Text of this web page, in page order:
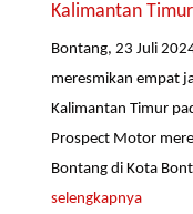
Kalimantan Timur
Bontang, 23 Juli
meresmikan empat
Kalimantan Timur
Prospect Motor
Bontang di Kota
selengkapnya